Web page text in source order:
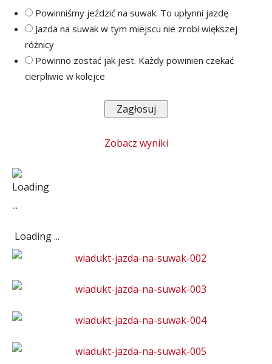
Powinniśmy jeździć na suwak. To upłynni jazdę
Jazda na suwak w tym miejscu nie zrobi większej
różnicy
Powinno zostać jak jest. Każdy powinien czekać
cierpliwie w kolejce
Zobacz wyniki
Loading ...